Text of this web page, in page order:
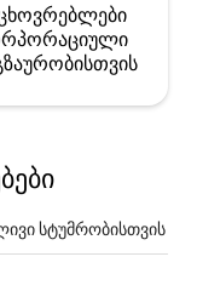
სტუმრობისთვის